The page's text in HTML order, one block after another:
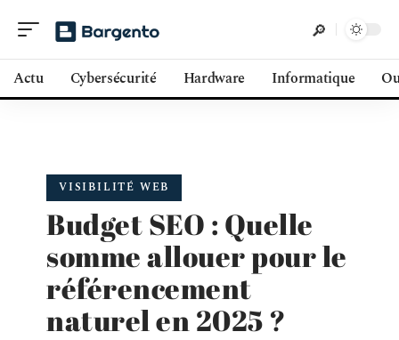
Actu Cybersécurité Hardware Informatique
VISIBILITÉ WEB
Budget SEO : Quelle
somme allouer pour le
référencement
naturel en 2025 ?